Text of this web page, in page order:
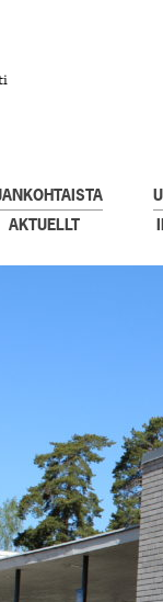
AKTUELLT